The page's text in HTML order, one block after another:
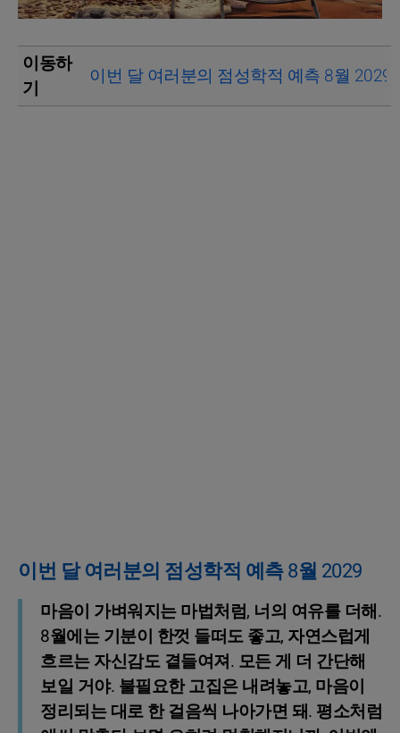
이동하
기
이번 달 여러분의 점성학적 예측 8월 2029
이번 달 여러분의 점성학적 예측 8월 2029
마음이 가벼워지는 마법처럼, 너의 여유를 더해.
8월에는 기분이 한껏 들떠도 좋고, 자연스럽게
흐르는 자신감도 곁들여져. 모든 게 더 간단해
보일 거야. 불필요한 고집은 내려놓고, 마음이
정리되는 대로 한 걸음씩 나아가면 돼. 평소처럼